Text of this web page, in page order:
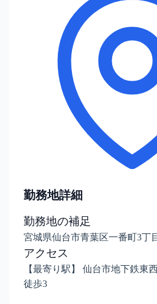
勤務地詳細
勤務地の補足
宮城県仙台市青葉区一番町3丁
アクセス
【最寄り駅】 仙台市地下鉄東
徒歩3